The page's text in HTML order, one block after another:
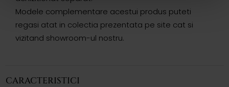
Modele complementare acestui produs puteti
regasi atat in colectia prezentata pe site cat si
vizitand showroom-ul nostru.
CARACTERISTICI